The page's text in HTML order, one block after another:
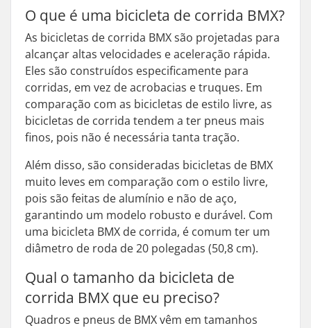
O que é uma bicicleta de corrida BMX?
As bicicletas de corrida BMX são projetadas para
alcançar altas velocidades e aceleração rápida.
Eles são construídos especificamente para
corridas, em vez de acrobacias e truques. Em
comparação com as bicicletas de estilo livre, as
bicicletas de corrida tendem a ter pneus mais
finos, pois não é necessária tanta tração.
Além disso, são consideradas bicicletas de BMX
muito leves em comparação com o estilo livre,
pois são feitas de alumínio e não de aço,
garantindo um modelo robusto e durável. Com
uma bicicleta BMX de corrida, é comum ter um
diâmetro de roda de 20 polegadas (50,8 cm).
Qual o tamanho da bicicleta de
corrida BMX que eu preciso?
Quadros e pneus de BMX vêm em tamanhos